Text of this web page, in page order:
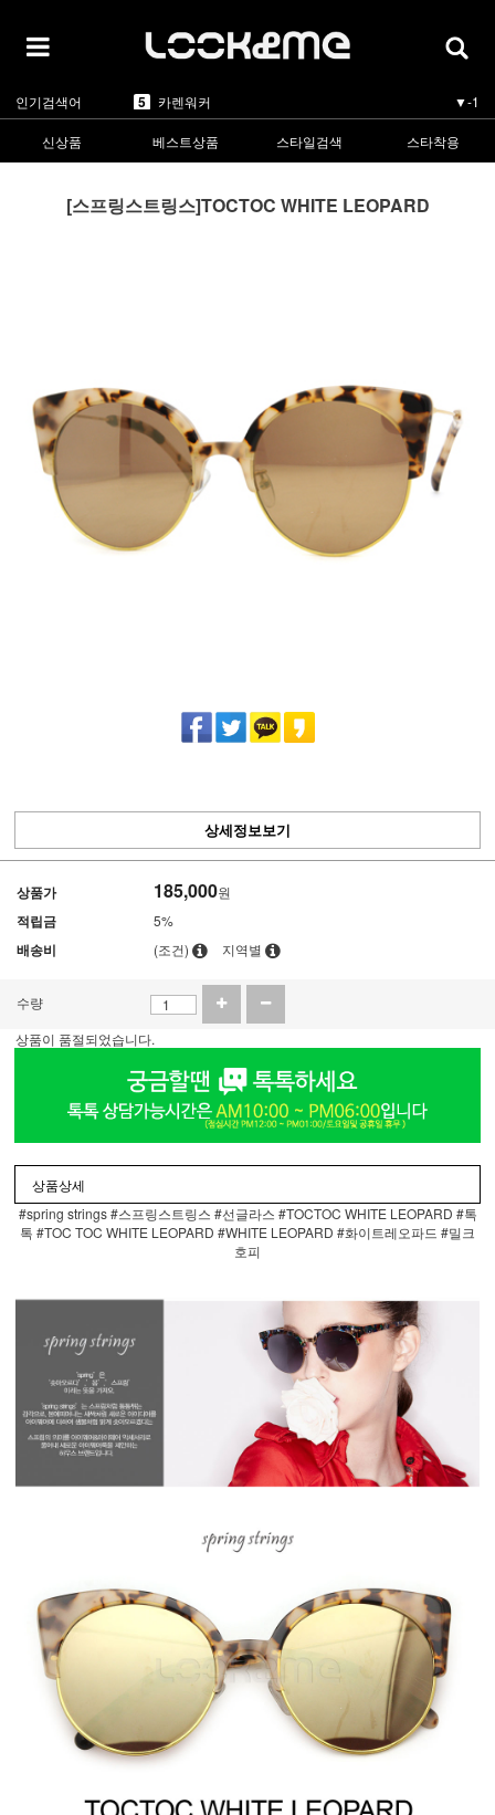
인기검색어
2
3 린드버그 ▲3
올리버피플스 ▼-1
1 라피스센시블레 ▲2
신상품 베스트상품 스타일검색 스타착용
[스프링스트링스]TOCTOC WHITE LEOPARD
상세정보보기
상품가 185,000원
적립금 5%
배송비 (조건) 지역별
수량
상품이 품절되었습니다.
상품상세
#spring strings #스프링스트링스 #선글라스 #TOCTOC WHITE LEOPARD #톡
톡 #TOC TOC WHITE LEOPARD #WHITE LEOPARD #화이트레오파드 #밀크
호피